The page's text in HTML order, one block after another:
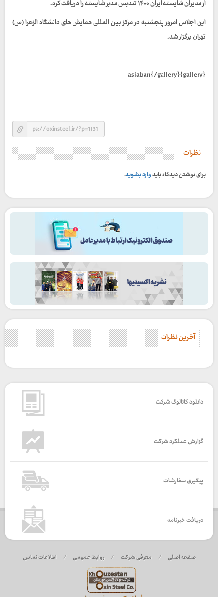
از مدیران شایسته ایران ۱۴۰۰ تندیس مدیر شایسته را دریافت کرد.
این اجلاس امروز پنجشنبه در مرکز بین المللی همایش های دانشگاه الزهرا (س)
تهران برگزار شد.
{gallery}asiaban{/gallery}
نظرات
برای نوشتن دیدگاه بایدوارد بشوید.
آخرین نظرات
دانلود کاتالوگ شرکت
گزارش عملکرد شرکت
پیگیری سفارشات
دریافت خبرنامه
صفحه اصلی / معرفی شرکت / روابط عمومی / اطلاعات تماس